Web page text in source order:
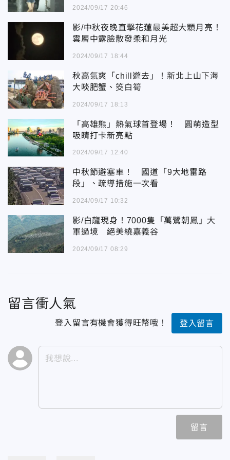
2024/09/17 20:46
影/中秋夜晚直擊花蓮最美超大顆月亮！
雲層中露臉散發柔和月光
2024/09/17 18:44
秋高氣爽「chill遊去」！新北上山下海
大啖肥蟹、筊白筍
2024/09/17 18:13
「高雄熊」熱氣球首登場！ 圓萌造型
吸睛打卡新亮點
2024/09/17 12:40
中秋節避塞車！ 國道「9大地雷路
段」、疏導措施一次看
2024/09/17 10:32
影/白龍現身！7000隻「萬鷺朝鳳」大
軍過境 絕美繞嘉義谷
2024/09/17 08:29
留言衝人氣
登入留言有機會獲得旺幣哦！ 登入留言
留言